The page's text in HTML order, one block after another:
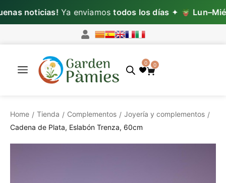
noticias!Ya enviamostodos los días✦ Lun–Mié:
0 0
Home / Tienda / Complementos / Joyería y complementos /
Cadena de Plata, Eslabón Trenza, 60cm